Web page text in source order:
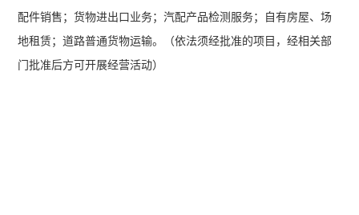
配件销售；货物进出口业务；汽配产品检测服务；自有房屋、场
地租赁；道路普通货物运输。（依法须经批准的项目，经相关部
门批准后方可开展经营活动）